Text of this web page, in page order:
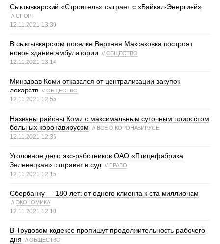
Сыктывкарский «Строитель» сыграет с «Байкал-Энергией»
// СПОРТ
12.11.2021 13:30
В сыктывкарском поселке Верхняя Максаковка построят
новое здание амбулатории
// ОБЩЕСТВО
12.11.2021 13:14
Минздрав Коми отказался от централизации закупок
лекарств // ОБЩЕСТВО
12.11.2021 12:55
Названы районы Коми с максимальным суточным приростом
больных коронавирусом
// ВСЕ О КОРОНАВИРУСЕ
12.11.2021 12:35
Уголовное дело экс-работников ОАО «Птицефабрика
Зеленецкая» отправят в суд
// ПРАВО
12.11.2021 12:15
Сбербанку — 180 лет: от одного клиента к ста миллионам
// ЭКОНОМИКА
12.11.2021 12:10
В Трудовом кодексе пропишут продолжительность рабочего
дня
// ОБЩЕСТВО